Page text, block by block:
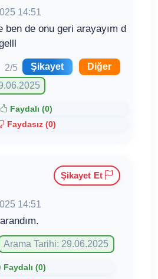
14:51
ben de onu geri arayayım d
2/5 Şikayet
Diğer
Faydalı (0)
Faydasız (0)
14:51
Arama Tarihi: 29.06.2025
Faydalı (0)
Şikayet Et